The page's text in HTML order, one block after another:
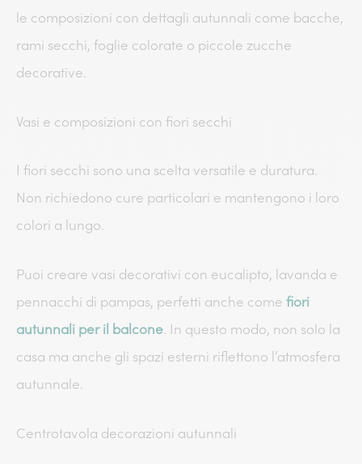
le composizioni con dettagli autunnali come bacche,
rami secchi, foglie colorate o piccole zucche
decorative.
Vasi e composizioni con fiori secchi
I fiori secchi sono una scelta versatile e duratura.
Non richiedono cure particolari e mantengono i loro
colori a lungo.
Puoi creare vasi decorativi con eucalipto, lavanda e
pennacchi di pampas, perfetti anche come fiori
autunnali per il balcone. In questo modo, non solo la
casa ma anche gli spazi esterni riflettono l’atmosfera
autunnale.
Centrotavola decorazioni autunnali